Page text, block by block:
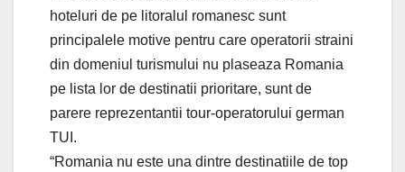
hoteluri de pe litoralul romanesc sunt
principalele motive pentru care operatorii straini
din domeniul turismului nu plaseaza Romania
pe lista lor de destinatii prioritare, sunt de
parere reprezentantii tour-operatorului german
TUI.
“Romania nu este una dintre destinatiile de top